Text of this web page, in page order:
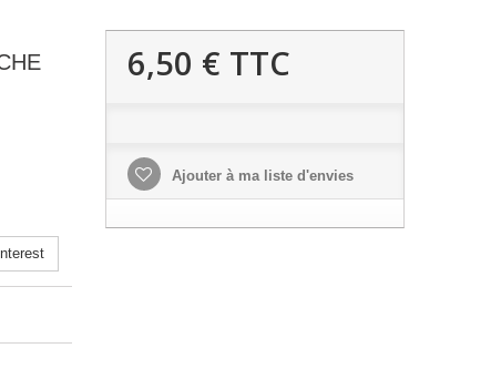
6,50 € TTC
Ajouter à ma liste d'envies